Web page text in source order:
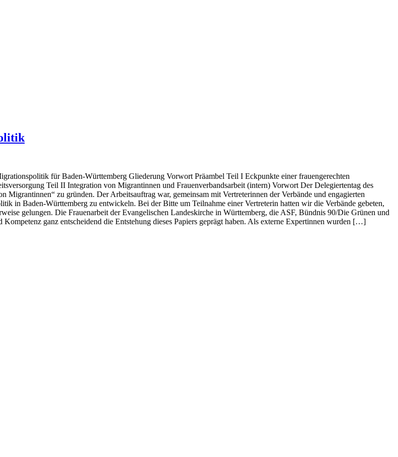
für Baden-Württemberg Gliederung Vorwort Präambel Teil I Eckpunkte einer frauengerechten
Teil II Integration von Migrantinnen und Frauenverbandsarbeit (intern) Vorwort Der Delegiertentag des
Migrantinnen“ zu gründen. Der Arbeitsauftrag war, gemeinsam mit Vertreterinnen der Verbände und engagierten
in Baden-Württemberg zu entwickeln. Bei der Bitte um Teilnahme einer Vertreterin hatten wir die Verbände gebeten,
gelungen. Die Frauenarbeit der Evangelischen Landeskirche in Württemberg, die ASF, Bündnis 90/Die Grünen und
ganz entscheidend die Entstehung dieses Papiers geprägt haben. Als externe Expertinnen wurden […]